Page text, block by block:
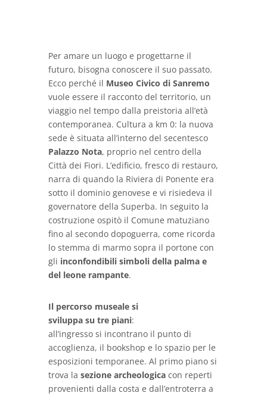
Per amare un luogo e progettarne il
futuro, bisogna conoscere il suo passato.
Ecco perché il Museo Civico di Sanremo
vuole essere il racconto del territorio, un
viaggio nel tempo dalla preistoria all’età
contemporanea. Cultura a km 0: la nuova
sede è situata all’interno del secentesco
Palazzo Nota, proprio nel centro della
Città dei Fiori. L’edificio, fresco di restauro,
narra di quando la Riviera di Ponente era
sotto il dominio genovese e vi risiedeva il
governatore della Superba. In seguito la
costruzione ospitò il Comune matuziano
fino al secondo dopoguerra, come ricorda
lo stemma di marmo sopra il portone con
gli inconfondibili simboli della palma e
del leone rampante.
Il percorso museale si
sviluppa su tre piani:
all’ingresso si incontrano il punto di
accoglienza, il bookshop e lo spazio per le
esposizioni temporanee. Al primo piano si
trova la sezione archeologicacon reperti
provenienti dalla costa e dall’entroterra a